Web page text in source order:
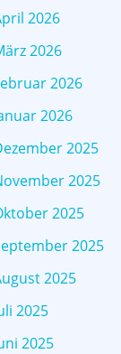
2026
2026
2026
2026
2025
2025
2025
2025
2025
2025
2025